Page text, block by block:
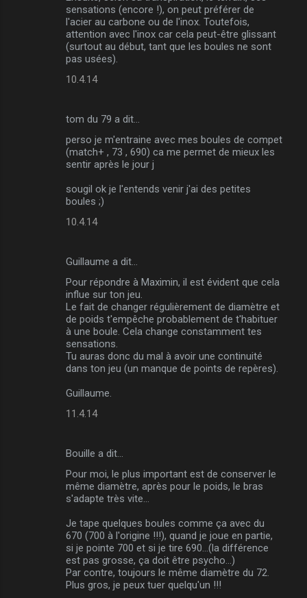
sensations (encore !), on peut préférer de
l'acier au carbone ou de l'inox. Toutefois,
attention avec l'inox car cela peut-être glissant
(surtout au début, tant que les boules ne sont
pas usées).
10.4.14
tom du 79 a dit…
perso je m'entraine avec mes boules de compet
(match+ , 73 , 690) ca me permet de mieux les
sentir après le jour j
sougil ok je l'entends venir j'ai des petites
boules ;)
10.4.14
Guillaume a dit…
Pour répondre à Maximin, il est évident que cela
influe sur ton jeu.
Le fait de changer régulièrement de diamètre et
de poids t'empêche probablement de t'habituer
à une boule. Cela change constamment tes
sensations.
Tu auras donc du mal à avoir une continuité
dans ton jeu (un manque de points de repères).
Guillaume.
11.4.14
Bouille a dit…
Pour moi, le plus important est de conserver le
même diamètre, après pour le poids, le bras
s'adapte très vite...
Je tape quelques boules comme ça avec du
670 (700 à l'origine !!!), quand je joue en partie,
si je pointe 700 et si je tire 690...(la différence
est pas grosse, ça doit être psycho...)
Par contre, toujours le même diamètre du 72.
Plus gros, je peux tuer quelqu'un !!!